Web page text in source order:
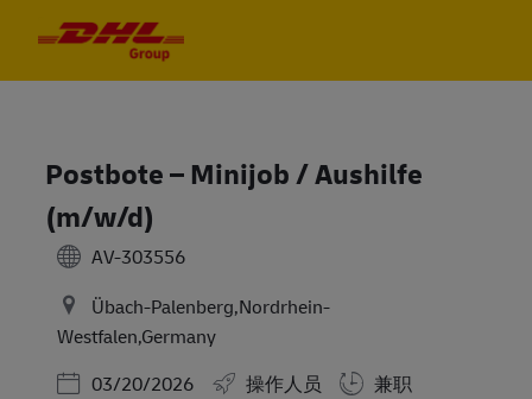
Postbote – Minijob / Aushilfe
(m/w/d)
AV-303556
Übach-Palenberg,Nordrhein-
Westfalen,Germany
Posted Date
03/20/2026 操作人员
兼职